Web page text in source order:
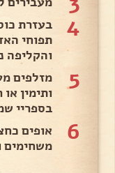
4
בעזרת
תפוחי
והקליפה
5
מזלפים
ותימין
בספריי
6
אופים
משחימים